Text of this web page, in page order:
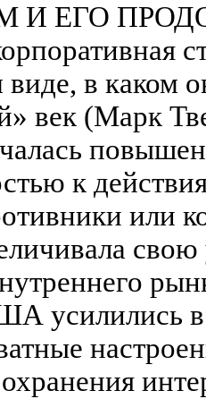
И ЕГО
в каком
век (Марк
к
или
усилились